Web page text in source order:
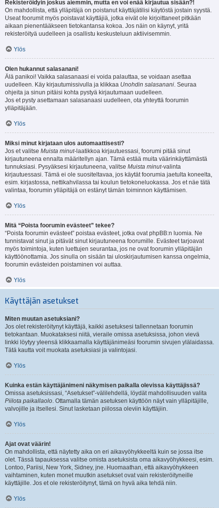
Rekisteröidyin joskus aiemmin, mutta en voi enää kirjautua sisään?!
On mahdollista, että ylläpitäjä on poistanut käyttäjätilisi käytöstä jostain syystä.
Useat foorumit myös poistavat käyttäjiä, jotka eivät ole kirjoittaneet pitkään
aikaan pienentääkseen tietokantansa kokoa. Jos näin on käynyt, yritä
rekisteröityä uudelleen ja osallistu keskusteluun aktiivisemmin.
Ylös
Olen hukannut salasanani!
Älä panikoi! Vaikka salasanaasi ei voida palauttaa, se voidaan asettaa
uudelleen. Käy kirjautumissivulla ja klikkaa Unohdin salasanani. Seuraa
ohjeita ja sinun pitäisi kohta pystyä kirjautumaan uudelleen.
Jos et pysty asettamaan salasanaasi uudelleen, ota yhteyttä foorumin
ylläpitäjään.
Ylös
Miksi minut kirjataan ulos automaattisesti?
Jos et valitse Muista minut-laatikkoa kirjautuessasi, foorumi pitää sinut
kirjautuneena ennalta määritellyn ajan. Tämä estää muita väärinkäyttämästä
tunnuksiasi. Pysyäksesi kirjautuneena, valitse Muista minut-valinta
kirjautuessasi. Tämä ei ole suositeltavaa, jos käytät foorumia jaetulta koneelta,
esim. kirjastossa, nettikahvilassa tai koulun tietokoneluokassa. Jos et näe tätä
valintaa, foorumin ylläpitäjä on estänyt tämän toiminnon käyttämisen.
Ylös
Mitä “Poista foorumin evästeet” tekee?
“Poista foorumin evästeet” poistaa evästeet, jotka ovat phpBB:n luomia. Ne
tunnistavat sinut ja pitävät sinut kirjautuneena foorumille. Evästeet tarjoavat
myös toimintoja, kuten luettujen seurantaa, jos ne ovat foorumin ylläpitäjän
käyttöönottamia. Jos sinulla on sisään tai uloskirjautumisen kanssa ongelmia,
foorumin evästeiden poistaminen voi auttaa.
Ylös
Käyttäjän asetukset
Miten muutan asetuksiani?
Jos olet rekisteröitynyt käyttäjä, kaikki asetuksesi tallennetaan foorumin
tietokantaan. Muokataksesi niitä, vieraile omissa asetuksissa, johon vievä
linkki löytyy yleensä klikkaamalla käyttäjänimeäsi foorumin sivujen ylälaidassa.
Tätä kautta voit muokata asetuksiasi ja valintojasi.
Ylös
Kuinka estän käyttäjänimeni näkymisen paikalla olevissa käyttäjissä?
Omissa asetuksissasi, “Asetukset”-välilehdellä, löydät mahdollisuuden valita
Piilota paikallaolo. Ottamalla tämän asetuksen käyttöön näyt vain ylläpitäjille,
valvojille ja itsellesi. Sinut lasketaan piilossa oleviin käyttäjiin.
Ylös
Ajat ovat väärin!
On mahdollista, että näytetty aika on eri aikavyöhykkeeltä kuin se jossa itse
olet. Tässä tapauksessa valitse omista asetuksista oma aikavyöhykkeesi, esim.
Lontoo, Pariisi, New York, Sidney, jne. Huomaathan, että aikavyöhykkeen
vaihtaminen, kuten monet muutkin asetukset ovat vain rekisteröityneille
käyttäjille. Jos et ole rekisteröitynyt, tämä on hyvä aika tehdä niin.
Ylös